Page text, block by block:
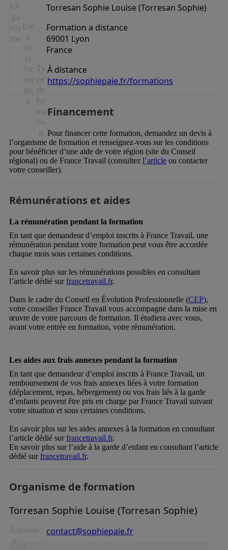
Or
ga
nis
me
Torresan Sophie Louise (Torresan Sophie)
Lie
u
de
la
for
ma
tio
n
Formation a distance
69001 Lyon
France
Ty
pe
de
for
ma
tio
n
À distance
https://sophiepaie.fr/formations
Financement
Pour financer cette formation, demandez un devis à
l’organisme de formation et renseignez-vous sur les conditions
pour bénéficier d’une aide de votre région (site du Conseil
régional) ou de France Travail (consultez l’article ou contacter
votre conseiller).
Rémunérations et aides
La rémunération pendant la formation
En tant que demandeur d’emploi inscrits à France Travail, une
rémunération pendant votre formation peut vous être accordée
chaque mois sous certaines conditions.
En savoir plus sur les rémunérations possibles en consultant
l’article dédié surfrancetravail.fr.
Dans le cadre du Conseil en Évolution Professionnelle (CEP),
votre conseiller France Travail vous accompagne dans la mise en
œuvre de votre parcours de formation. Il étudiera avec vous,
avant votre entrée en formation, votre rémunération.
Les aides aux frais annexes pendant la formation
En tant que demandeur d’emploi inscrits à France Travail, un
remboursement de vos frais annexes liées à votre formation
(déplacement, repas, hébergement) ou vos frais liés à la garde
d’enfants peuvent être pris en charge par France Travail suivant
votre situation et sous certaines conditions.
En savoir plus sur les aides annexes à la formation en consultant
l’article dédié surfrancetravail.fr.
En savoir plus sur l’aide à la garde d’enfant en consultant l’article
dédié surfrancetravail.fr.
Organisme de formation
Torresan Sophie Louise (Torresan Sophie)
Adresse
e-
contact@sophiepaie.fr